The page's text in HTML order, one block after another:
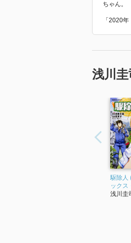
ちゃん。
「2020
浅川
駆除人
ックス
浅川圭